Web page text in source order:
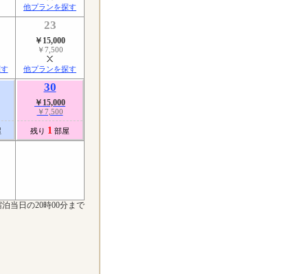
他プランを探す
23
￥15,000
￥7,500
他プランを探す
30
￥15,000
￥7,500
残り 1 部屋
当日の20時00分まで